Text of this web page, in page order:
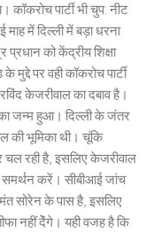
पार्टी भी चुप: नीट
में दिल्ली में बड़ा धरना
प्रधान को केंद्रीय शिक्षा
पर वही कॉकरोच पार्टी
केजरीवाल का दबाव है।
का जन्म हुआ। दिल्ली के जंतर
की भूमिका थी। चूंकि
रही है, इसलिए केजरीवाल
समर्थन करें। सीबीआई जांच
सोरेन के पास है, इसलिए
नहीं देेंगे। यही वजह है कि